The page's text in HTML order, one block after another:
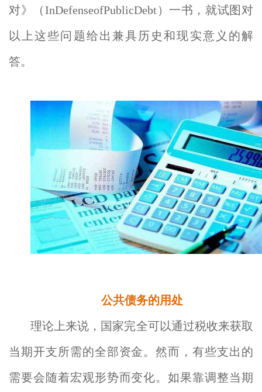
对》（InDefenseofPublicDebt）一书，就试图对
以上这些问题给出兼具历史和现实意义的解
答。
公共债务的用处
理论上来说，国家完全可以通过税收来获取
当期开支所需的全部资金。然而，有些支出的
需要会随着宏观形势而变化。如果靠调整当期